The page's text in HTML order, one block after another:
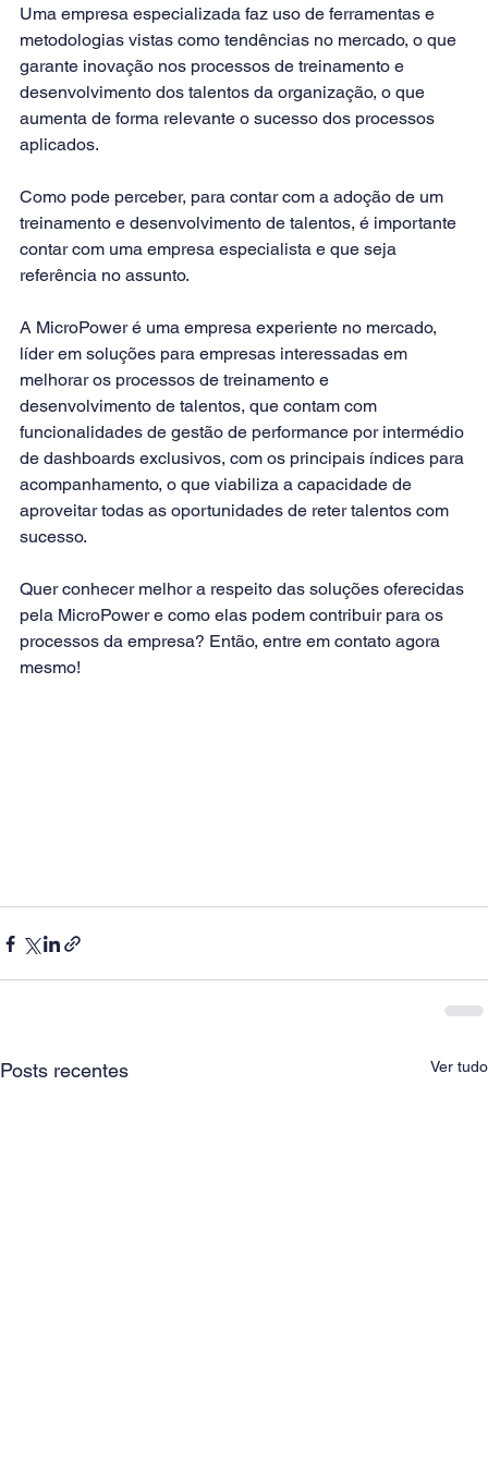
Uma empresa especializada faz uso de ferramentas e
metodologias vistas como tendências no mercado, o que
garante inovação nos processos de treinamento e
desenvolvimento dos talentos da organização, o que
aumenta de forma relevante o sucesso dos processos
aplicados.
Como pode perceber, para contar com a adoção de um
treinamento e desenvolvimento de talentos, é importante
contar com uma empresa especialista e que seja
referência no assunto.
A MicroPower é uma empresa experiente no mercado,
líder em soluções para empresas interessadas em
melhorar os processos de treinamento e
desenvolvimento de talentos, que contam com
funcionalidades de gestão de performance por intermédio
de dashboards exclusivos, com os principais índices para
acompanhamento, o que viabiliza a capacidade de
aproveitar todas as oportunidades de reter talentos com
sucesso.
Quer conhecer melhor a respeito das soluções oferecidas
pela MicroPower e como elas podem contribuir para os
processos da empresa? Então, entre em contato agora
mesmo!
Posts recentes Ver tudo